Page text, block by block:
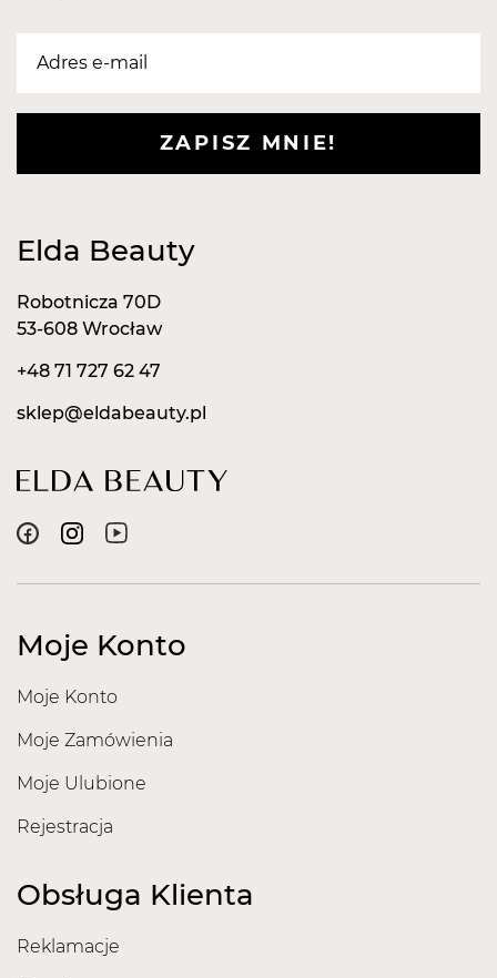
procedurom oceny zgodności, zakończonym oceną
laboratoryjnie i potwierdzone sprawozdaniem
dermatologicznym.
Certyfikat - Europejska gwarancja najwyższej
Certyfikat - Europejski lider jakości.
ZAPISZ MNIE!
Moje Konto
Moje Konto
Moje Zamówienia
Moje Ulubione
Rejestracja
Obsługa Klienta
Reklamacje
Elda Beauty
Robotnicza 70D
53-608 Wrocław
+48 71 727 62 47
sklep@eldabeauty.pl